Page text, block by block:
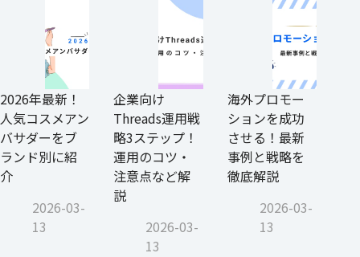
2026年最新！
人気コスメアン
バサダーをブ
ランド別に紹
介
2026-03-
13
企業向け
Threads運用戦
略3ステップ！
運用のコツ・
注意点など解
説
2026-03-
13
海外プロモー
ションを成功
させる！最新
事例と戦略を
徹底解説
2026-03-
13